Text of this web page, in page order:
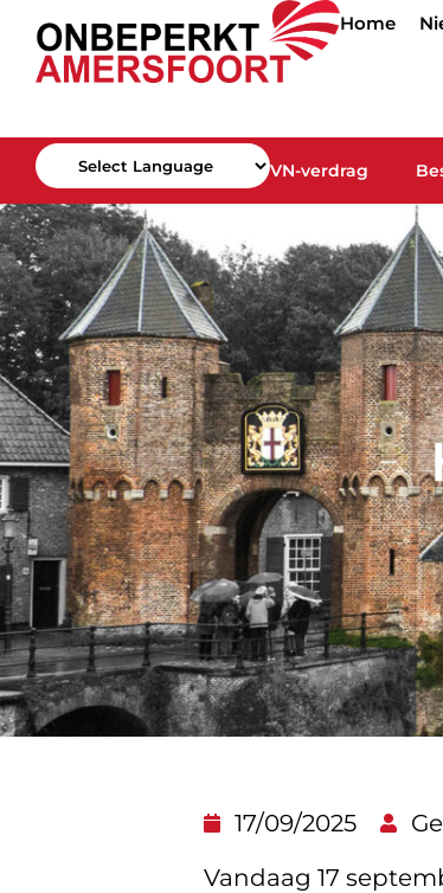
Home
Powered by
VN-verdrag
17/09/2025
Vandaag 17